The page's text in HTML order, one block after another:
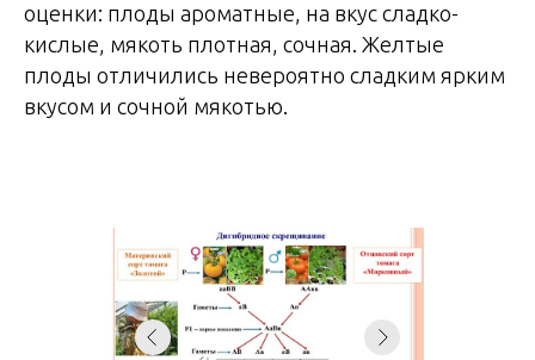
оценки: плоды ароматные, на вкус сладко-
кислые, мякоть плотная, сочная. Желтые
плоды отличились невероятно сладким ярким
вкусом и сочной мякотью.